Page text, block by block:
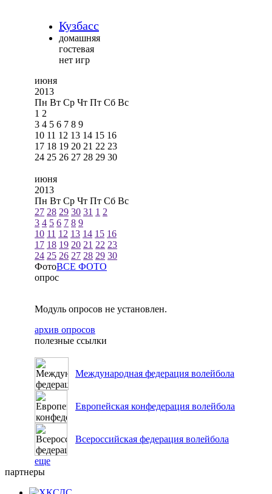
Кузбасс
домашняя
гостевая
нет игр
июня
2013
Пн Вт Ср Чт Пт Сб Вс
1 2
3 4 5 6 7 8 9
10 11 12 13 14 15 16
17 18 19 20 21 22 23
24 25 26 27 28 29 30
июня
2013
Пн Вт Ср Чт Пт Сб Вс
27 28 29 30 31 1 2
3 4 5 6 7 8 9
10 11 12 13 14 15 16
17 18 19 20 21 22 23
24 25 26 27 28 29 30
ФотоВСЕ ФОТО
опрос
Модуль опросов не установлен.
архив опросов
полезные ссылки
Международная федерация волейбола
Европейская конфедерация волейбола
Всероссийская федерация волейбола
еще
партнеры